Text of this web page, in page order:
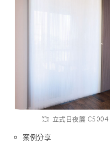
立式日夜簾
案例分享